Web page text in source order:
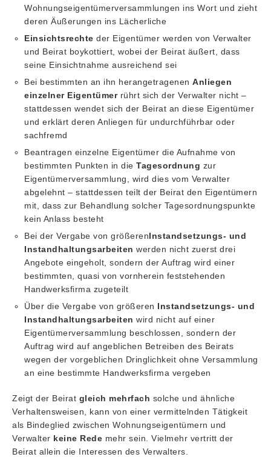
Wohnungseigentümerversammlungen ins Wort und zieht
deren Äußerungen ins Lächerliche
Einsichtsrechte der Eigentümer werden von Verwalter
und Beirat boykottiert, wobei der Beirat äußert, dass
seine Einsichtnahme ausreichend sei
Bei bestimmten an ihn herangetragenen Anliegen
einzelner Eigentümer rührt sich der Verwalter nicht –
stattdessen wendet sich der Beirat an diese Eigentümer
und erklärt deren Anliegen für undurchführbar oder
sachfremd
Beantragen einzelne Eigentümer die Aufnahme von
bestimmten Punkten in die Tagesordnung zur
Eigentümerversammlung, wird dies vom Verwalter
abgelehnt – stattdessen teilt der Beirat den Eigentümern
mit, dass zur Behandlung solcher Tagesordnungspunkte
kein Anlass besteht
Bei der Vergabe von größerenInstandsetzungs- und
Instandhaltungsarbeiten werden nicht zuerst drei
Angebote eingeholt, sondern der Auftrag wird einer
bestimmten, quasi von vornherein feststehenden
Handwerksfirma zugeteilt
Über die Vergabe von größeren Instandsetzungs- und
Instandhaltungsarbeiten wird nicht auf einer
Eigentümerversammlung beschlossen, sondern der
Auftrag wird auf angeblichen Betreiben des Beirats
wegen der vorgeblichen Dringlichkeit ohne Versammlung
an eine bestimmte Handwerksfirma vergeben
Zeigt der Beirat gleich mehrfach solche und ähnliche
Verhaltensweisen, kann von einer vermittelnden Tätigkeit
als Bindeglied zwischen Wohnungseigentümern und
Verwalter keine Rede mehr sein. Vielmehr vertritt der
Beirat allein die Interessen des Verwalters.